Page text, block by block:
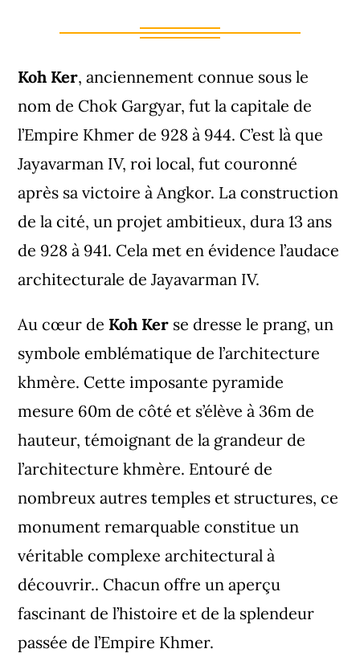
Koh Ker, anciennement connue sous le
nom de Chok Gargyar, fut la capitale de
l’Empire Khmer de 928 à 944. C’est là que
Jayavarman IV, roi local, fut couronné
après sa victoire à Angkor. La construction
de la cité, un projet ambitieux, dura 13 ans
de 928 à 941. Cela met en évidence l’audace
architecturale de Jayavarman IV.
Au cœur de Koh Ker se dresse le prang, un
symbole emblématique de l’architecture
khmère. Cette imposante pyramide
mesure 60m de côté et s’élève à 36m de
hauteur, témoignant de la grandeur de
l’architecture khmère. Entouré de
nombreux autres temples et structures, ce
monument remarquable constitue un
véritable complexe architectural à
découvrir.. Chacun offre un aperçu
fascinant de l’histoire et de la splendeur
passée de l’Empire Khmer.